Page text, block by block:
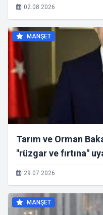
02.08.2026
MANŞET
Tarım ve Orman
"rüzgar ve fırtına"
29.07.2026
MANŞET